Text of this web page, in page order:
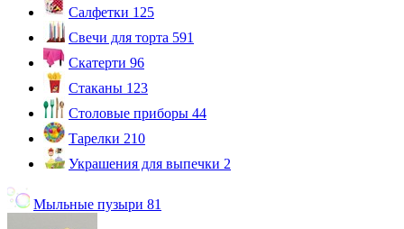
Салфетки 125
Свечи для торта 591
Скатерти 96
Стаканы 123
Столовые приборы 44
Тарелки 210
Украшения для выпечки 2
Мыльные пузыри 81